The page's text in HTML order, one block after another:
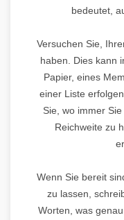
bedeutet,
Versuchen Sie,
haben. Dies kann
Papier, eines
einer Liste
Sie, wo immer
Reichweite zu
Wenn Sie bereit
zu lassen,
Worten, was